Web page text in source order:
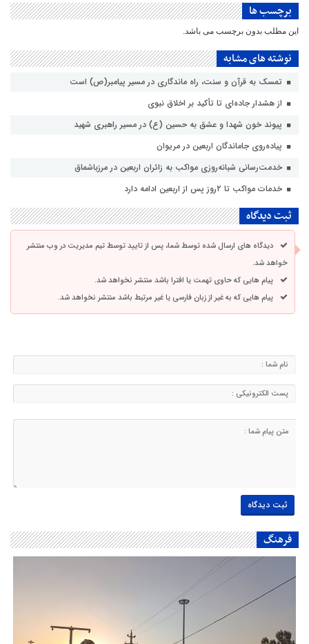
برچسب ها
این مطلب بدون برچسب می باشد.
نوشته های مشابه
تمسک به قرآن و سنت، راه ماندگاری در مسیر پیامبر(ص) است
از هشدار جاده‌ای تا تأکید بر اخلاق نبوی
پیوند خون شهدا و عشق به حسین (ع) در مسیر راهبری شهید
پیاده‌روی جاماندگان اربعین در مریوان
خدمت‌رسانی شبانه‌روزی مواکب به زائران اربعین در مرزباشماق
خدمات مواکب تا ۲روز پس از اربعین ادامه دارد
ثبت دیدگاه
دیدگاه های ارسال شده توسط شما، پس از تایید توسط تیم مدیریت در وب منتشر
خواهد شد.
پیام هایی که حاوی تهمت یا افترا باشد منتشر نخواهد شد.
پیام هایی که به غیر از زبان فارسی یا غیر مرتبط باشد منتشر نخواهد شد.
فرهنگ